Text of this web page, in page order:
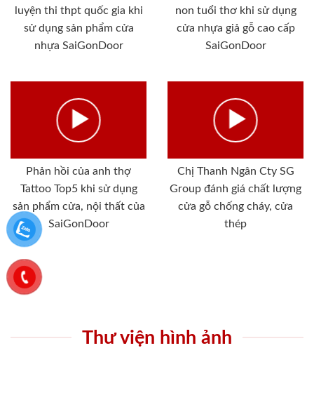
luyện thi thpt quốc gia khi
sử dụng sản phẩm cửa
nhựa SaiGonDoor
non tuổi thơ khi sử dụng
cửa nhựa giả gỗ cao cấp
SaiGonDoor
Phản hồi của anh thợ
Tattoo Top5 khi sử dụng
sản phẩm cửa, nội thất của
SaiGonDoor
Chị Thanh Ngân Cty SG
Group đánh giá chất lượng
cửa gỗ chống cháy, cửa
thép
Thư viện hình ảnh